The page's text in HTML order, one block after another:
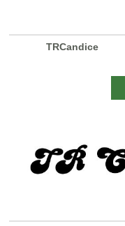
TRCandice